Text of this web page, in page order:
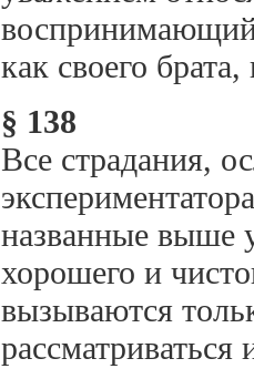
воспринимающий
как своего
§ 138
Все страдания,
названные выше
хорошего и
вызываются
рассматриваться